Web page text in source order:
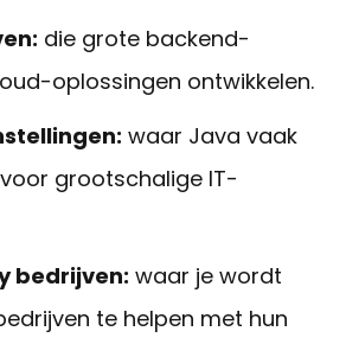
die grote backend-
oplossingen ontwikkelen.
waar Java vaak
grootschalige IT-
bedrijven: waar je wordt
te helpen met hun